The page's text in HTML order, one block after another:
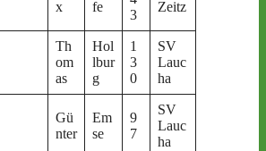
x
fe
3
Zeitz
Th
om
as
Hol
lbur
g
1
3
0
SV
Lauc
ha
Gü
nter
Em
se
9
7
SV
Lauc
ha